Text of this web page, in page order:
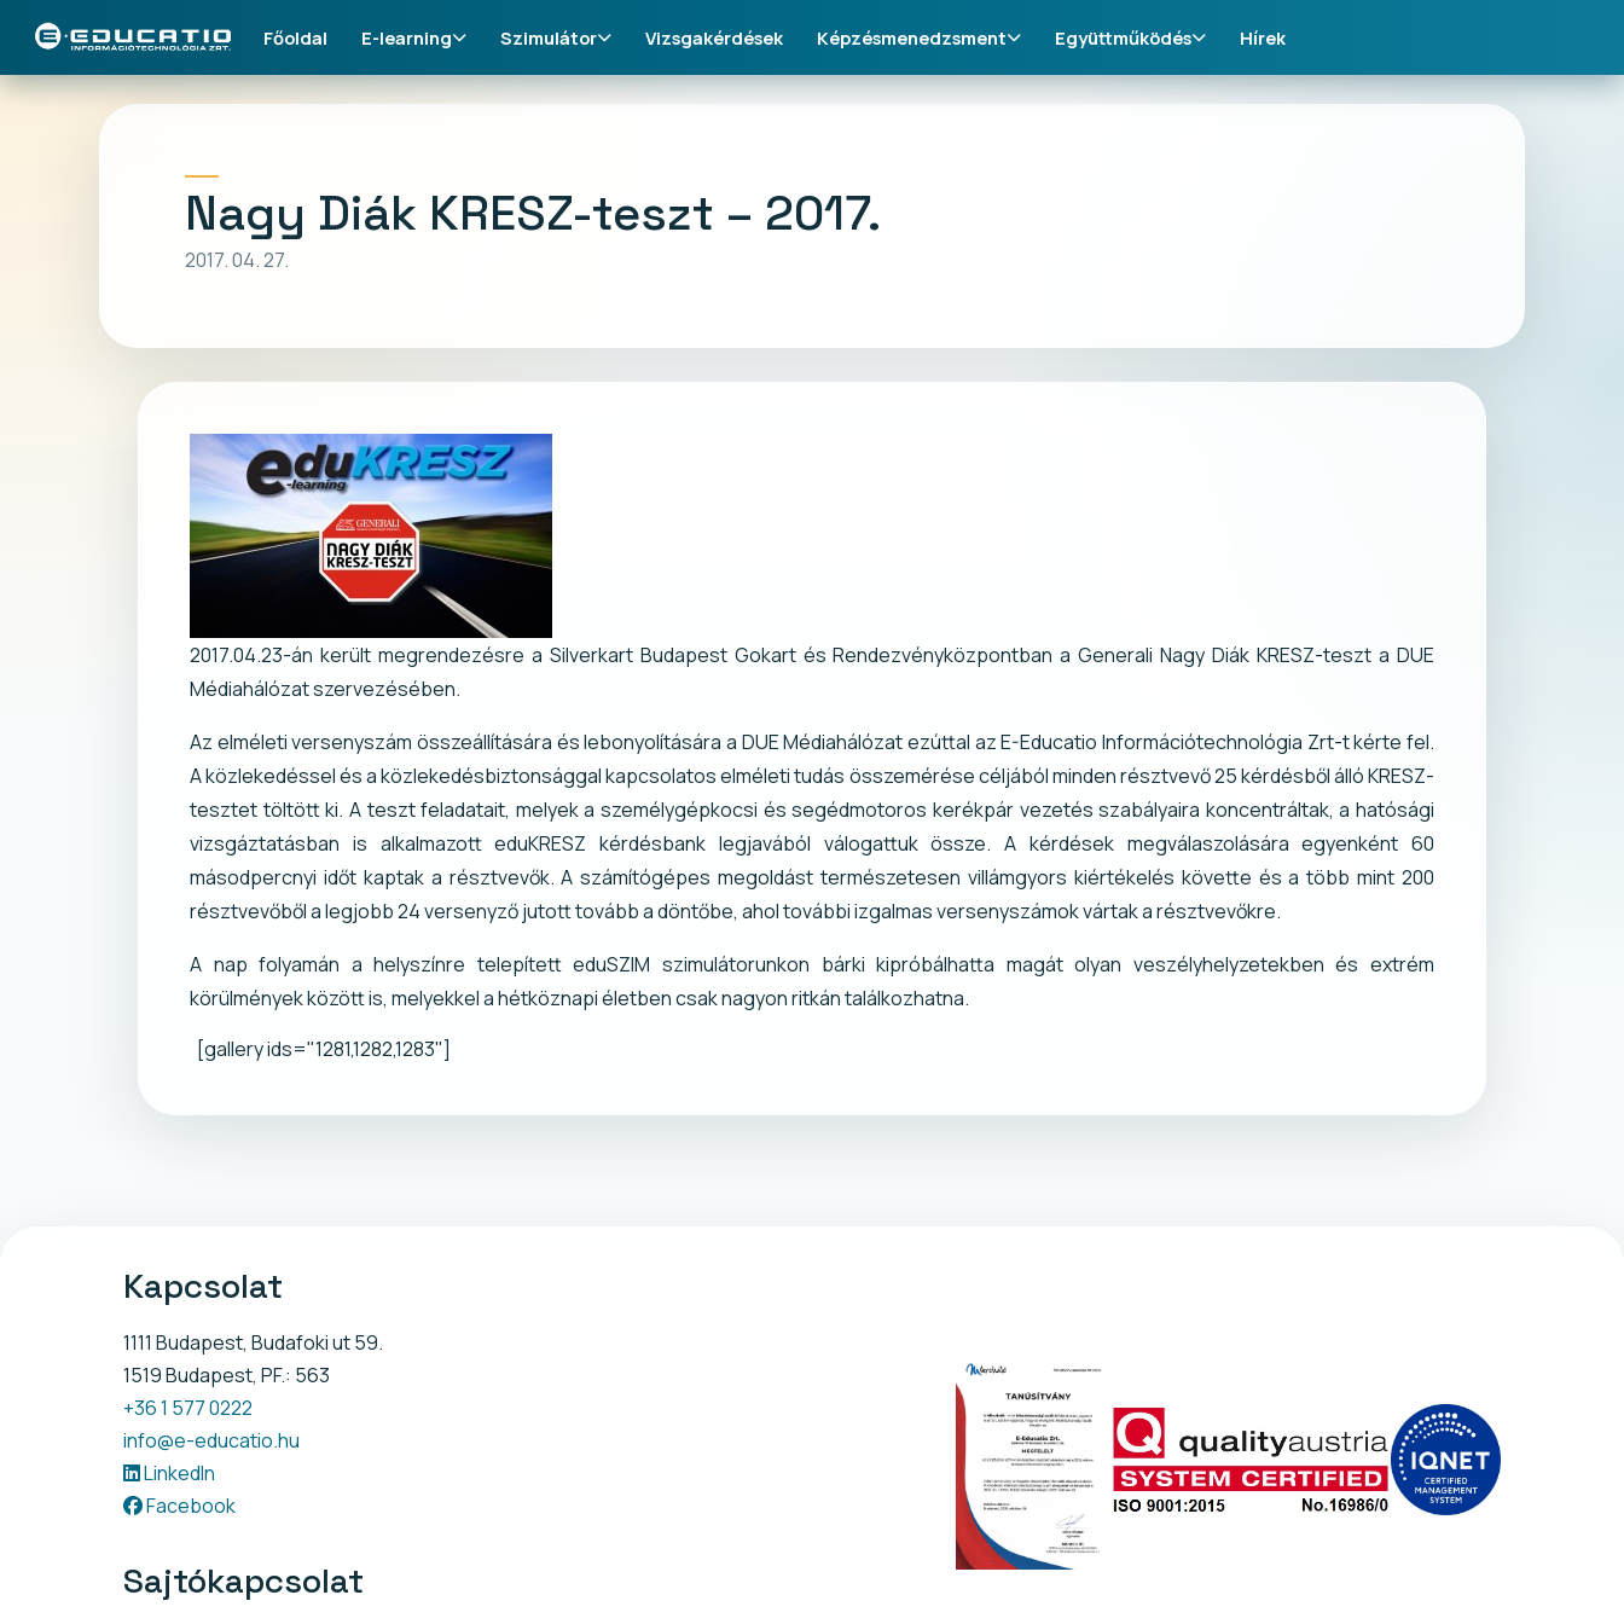
Főoldal E-learning Szimulátor Vizsgakérdések Képzésmenedzsment Együttműködés Hírek
Nagy Diák KRESZ-teszt – 2017.
2017. 04. 27.
2017.04.23-án került megrendezésre a Silverkart Budapest Gokart és Rendezvényközpontban a Generali Nagy Diák KRESZ-teszt a DUE
Médiahálózat szervezésében.
Az elméleti versenyszám összeállítására és lebonyolítására a DUE Médiahálózat ezúttal az E-Educatio Információtechnológia Zrt-t kérte fel.
A közlekedéssel és a közlekedésbiztonsággal kapcsolatos elméleti tudás összemérése céljából minden résztvevő 25 kérdésből álló KRESZ-
tesztet töltött ki. A teszt feladatait, melyek a személygépkocsi és segédmotoros kerékpár vezetés szabályaira koncentráltak, a hatósági
vizsgáztatásban is alkalmazott eduKRESZ kérdésbank legjavából válogattuk össze. A kérdések megválaszolására egyenként 60
másodpercnyi időt kaptak a résztvevők. A számítógépes megoldást természetesen villámgyors kiértékelés követte és a több mint 200
résztvevőből a legjobb 24 versenyző jutott tovább a döntőbe, ahol további izgalmas versenyszámok vártak a résztvevőkre.
A nap folyamán a helyszínre telepített eduSZIM szimulátorunkon bárki kipróbálhatta magát olyan veszélyhelyzetekben és extrém
körülmények között is, melyekkel a hétköznapi életben csak nagyon ritkán találkozhatna.
[gallery ids="1281,1282,1283"]
Kapcsolat
1111 Budapest, Budafoki ut 59.
1519 Budapest, PF.: 563
+36 1 577 0222
info@e-educatio.hu
LinkedIn
Facebook
Sajtókapcsolat